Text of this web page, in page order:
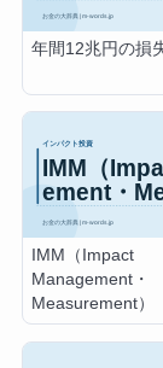
年間12兆円の損
IMM（Impact
Management・
Measurement）